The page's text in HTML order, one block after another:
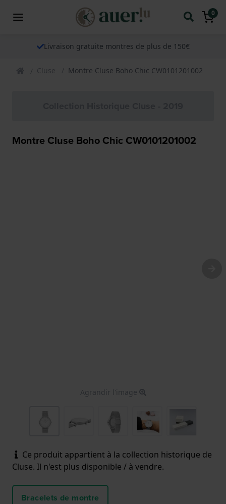
0
Livraison gratuite montres de plus de 150€
Cluse Montre Cluse Boho Chic CW0101201002
Montre Cluse Boho Chic CW0101201002
Agrandir l'image
Ce produit appartient à la collection historique de
Cluse. Il n'est plus disponible / à vendre.
Bracelets de montre